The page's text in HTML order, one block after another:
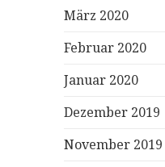
März 2020
Februar 2020
Januar 2020
Dezember 2019
November 2019